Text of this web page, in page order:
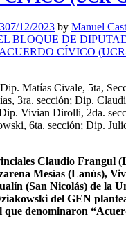
07/12/2023 by Manuel
Matías Civale, 5ta,
3ra. sección; Dip.
Vivian Dirolli, 2da.
6ta. sección; Dip.
Claudio Frangul
Mesías (Lanús),
(San Nicolás) de la
del GEN
que denominaron